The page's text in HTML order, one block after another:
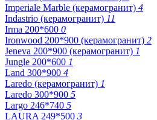
Imperiale Marble (керамогранит) 4
Indastrio (керамогранит) 11
Irma 200*600 0
Ironwood 200*900 (керамогранит) 2
Jeneva 200*900 (керамогранит) 1
Jungle 200*600 1
Land 300*900 4
Laredo (керамогранит) 1
Laredo 300*900 5
Largo 246*740 5
LAURA 249*500 3